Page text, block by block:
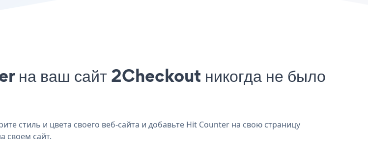
на ваш сайт 2Checkout никогда не было
стиль и цвета своего веб-сайта и добавьте Hit Counter на свою страницу
своем сайт.